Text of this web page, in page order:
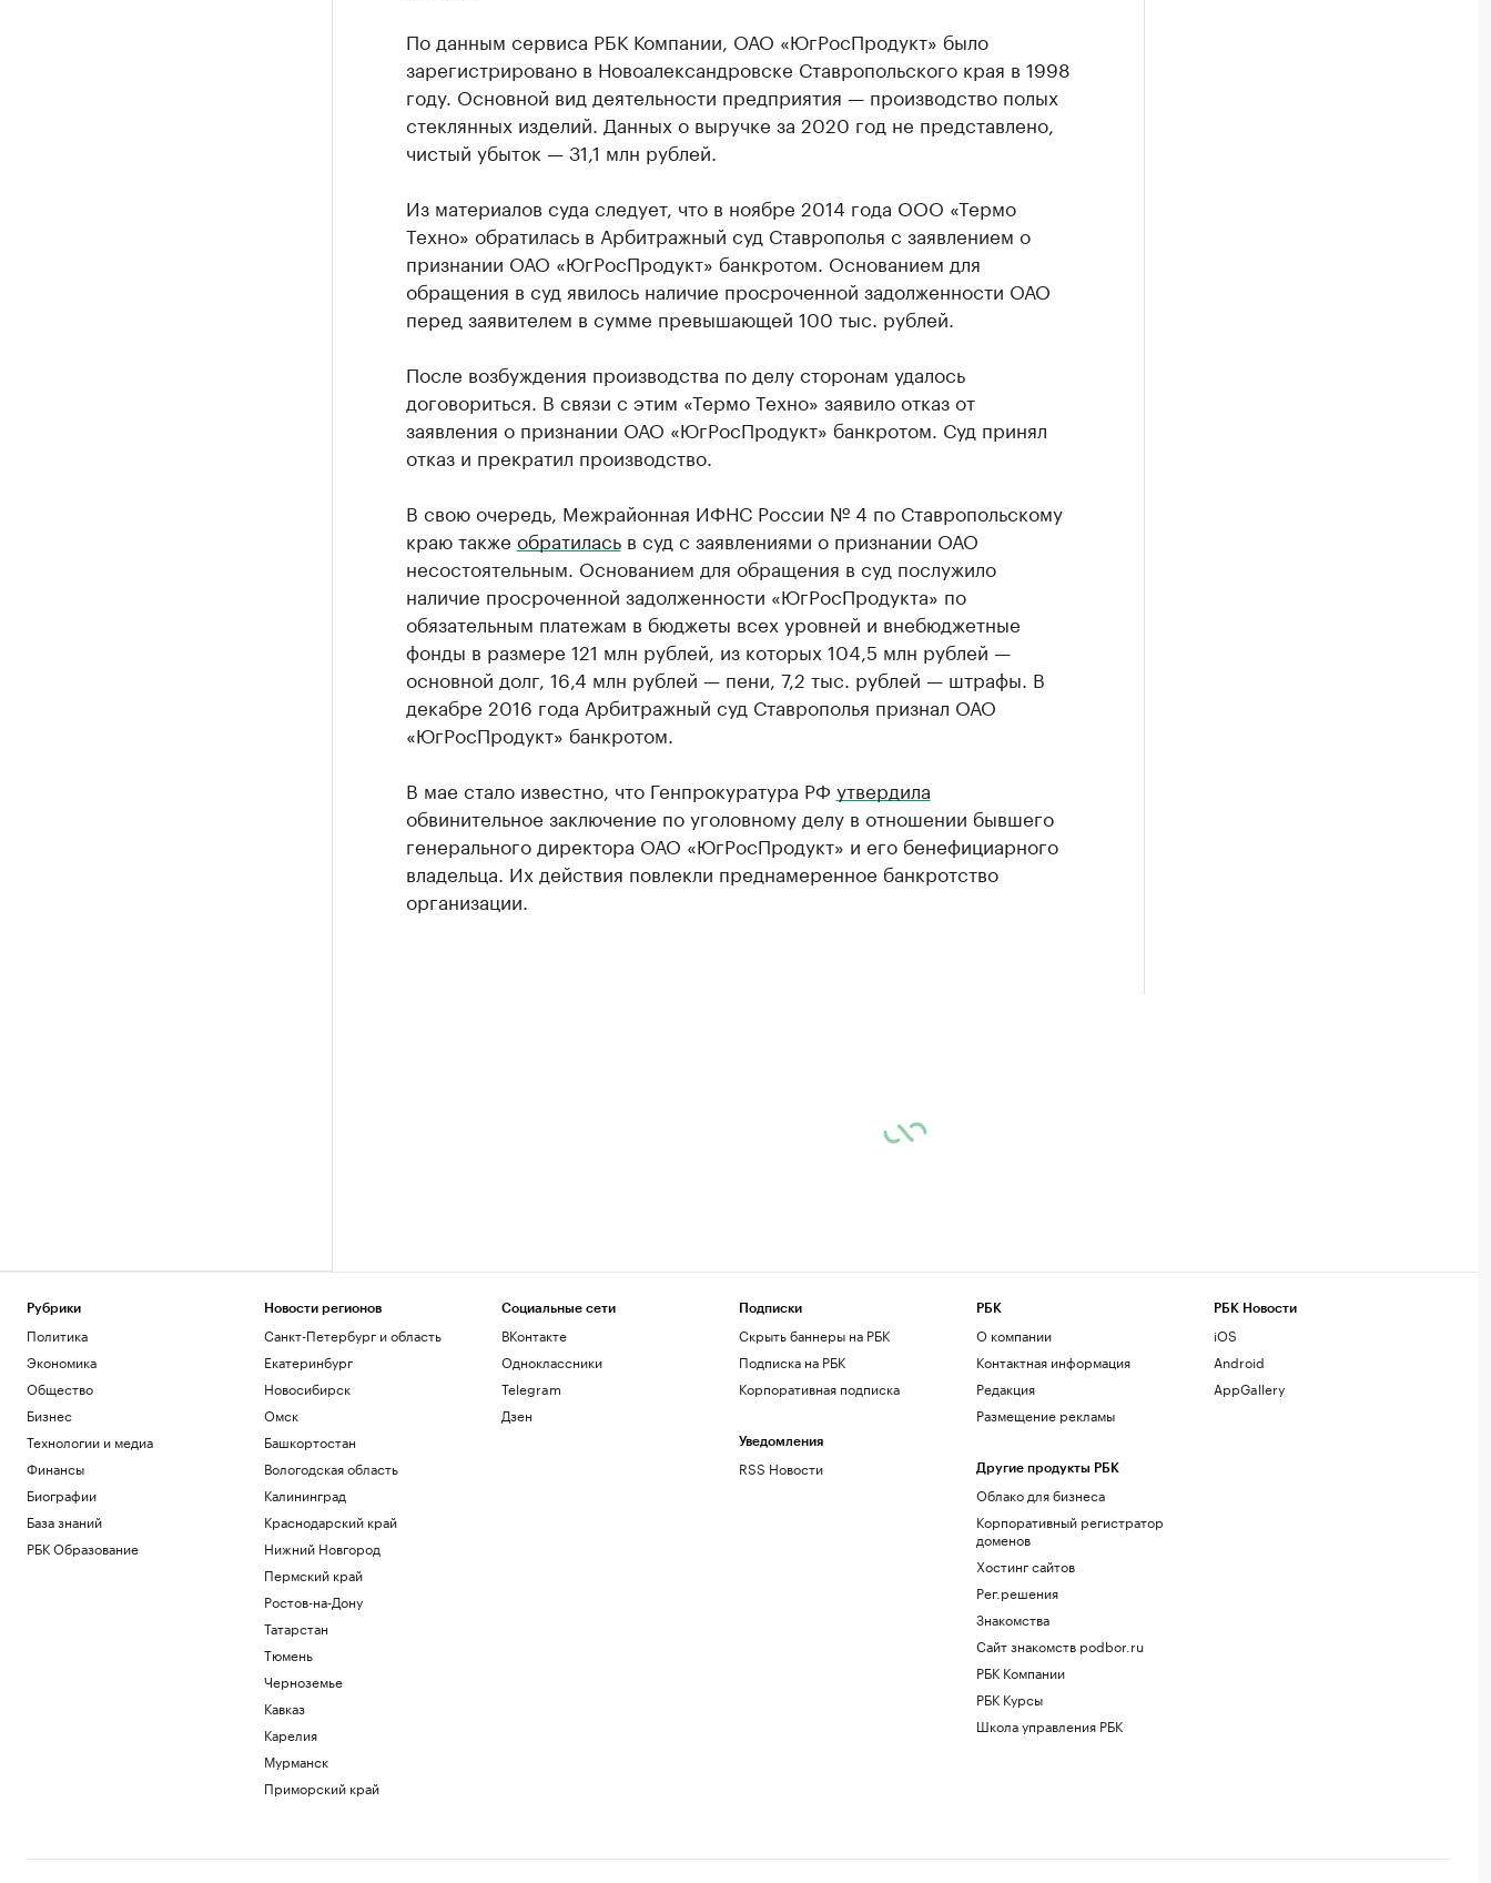
По данным сервиса РБК Компании, ОАО «ЮгРосПродукт» было
зарегистрировано в Новоалександровске Ставропольского края в 1998
году. Основной вид деятельности предприятия — производство полых
стеклянных изделий. Данных о выручке за 2020 год не представлено,
чистый убыток — 31,1 млн рублей.
Из материалов суда следует, что в ноябре 2014 года ООО «Термо
Техно» обратилась в Арбитражный суд Ставрополья с заявлением о
признании ОАО «ЮгРосПродукт» банкротом. Основанием для
обращения в суд явилось наличие просроченной задолженности ОАО
перед заявителем в сумме превышающей 100 тыс. рублей.
После возбуждения производства по делу сторонам удалось
договориться. В связи с этим «Термо Техно» заявило отказ от
заявления о признании ОАО «ЮгРосПродукт» банкротом. Суд принял
отказ и прекратил производство.
В свою очередь, Межрайонная ИФНС России № 4 по Ставропольскому
краю также обратиласьв суд с заявлениями о признании ОАО
несостоятельным. Основанием для обращения в суд послужило
наличие просроченной задолженности «ЮгРосПродукта» по
обязательным платежам в бюджеты всех уровней и внебюджетные
фонды в размере 121 млн рублей, из которых 104,5 млн рублей —
основной долг, 16,4 млн рублей — пени, 7,2 тыс. рублей — штрафы. В
декабре 2016 года Арбитражный суд Ставрополья признал ОАО
«ЮгРосПродукт» банкротом.
В мае стало известно, что Генпрокуратура РФ утвердила
обвинительное заключение по уголовному делу в отношении бывшего
генерального директора ОАО «ЮгРосПродукт» и его бенефициарного
владельца. Их действия повлекли преднамеренное банкротство
организации.
Рубрики
Политика
Экономика
Общество
Бизнес
Технологии и медиа
Финансы
Биографии
База знаний
РБК Образование
Новости регионов
Санкт-Петербург и область
Екатеринбург
Новосибирск
Омск
Башкортостан
Вологодская область
Калининград
Краснодарский край
Нижний Новгород
Пермский край
Ростов-на-Дону
Татарстан
Тюмень
Черноземье
Кавказ
Карелия
Мурманск
Приморский край
Социальные сети
ВКонтакте
Одноклассники
Telegram
Дзен
Подписки
Скрыть баннеры на РБК
Подписка на РБК
Корпоративная подписка
Уведомления
RSS Новости
РБК
О компании
Контактная информация
Редакция
Размещение рекламы
Другие продукты РБК
Облако для бизнеса
Корпоративный регистратор
доменов
Хостинг сайтов
Рег.решения
Знакомства
Сайт знакомств podbor.ru
РБК Компании
РБК Курсы
Школа управления РБК
РБК Новости
iOS
Android
AppGallery